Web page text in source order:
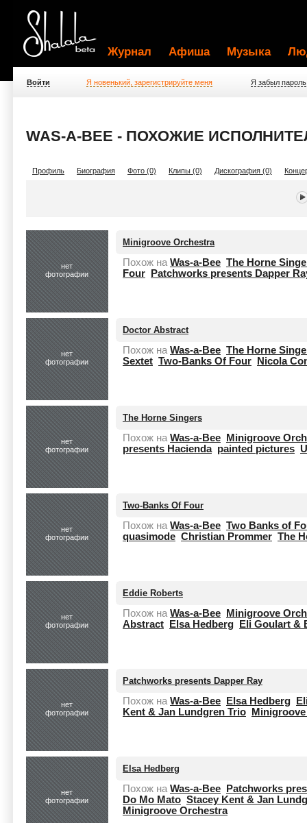
Журнал Афиша Музыка
Войти Я новенький, зарегистрируйте меня Я забыл пароль
WAS-A-BEE - ПОХОЖИЕ
Профиль Биография Фото (0) Клипы (0) Дискография (0)
нет
фотографии
Minigroove Orchestra
Похож на Was-a-Bee The Horne
Four
Patchworks presents Dapper
нет
фотографии
Doctor Abstract
Похож на Was-a-Bee The Horne
Sextet Two-Banks Of Four Nicola
нет
фотографии
The Horne Singers
Похож на Was-a-Bee
Minigroove
presents Hacienda painted pictures
нет
фотографии
Two-Banks Of Four
Похож на Was-a-Bee Two Banks of
quasimode Christian Prommer The
нет
фотографии
Eddie Roberts
Похож на Was-a-Bee
Minigroove
Abstract
Elsa Hedberg Eli Goulart &
нет
фотографии
Patchworks presents Dapper Ray
Похож на Was-a-Bee Elsa Hedberg
Kent & Jan Lundgren Trio
нет
фотографии
Elsa Hedberg
Похож на Was-a-Bee
Patchworks
Do Mo Mato Stacey Kent & Jan
Minigroove Orchestra